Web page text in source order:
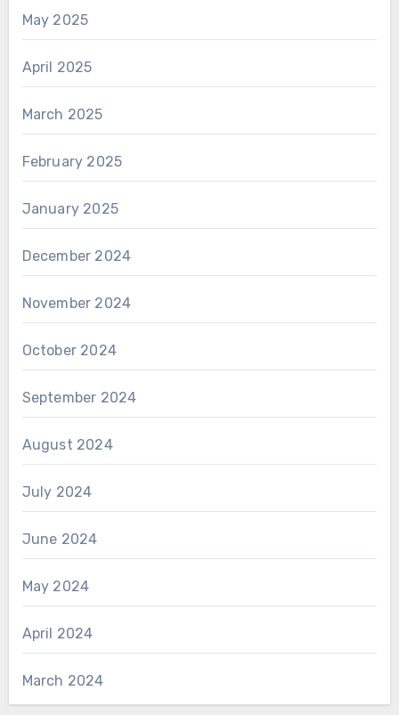
May 2025
April 2025
March 2025
February 2025
January 2025
December 2024
November 2024
October 2024
September 2024
August 2024
July 2024
June 2024
May 2024
April 2024
March 2024